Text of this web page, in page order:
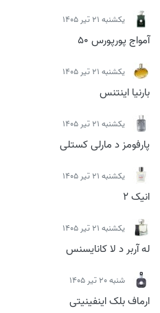
يكشنبه 21 تیر 1405
آمواج پورپورس 50
يكشنبه 21 تیر 1405
بارنیا اینتنس
يكشنبه 21 تیر 1405
پارفومز د مارلی کستلی
يكشنبه 21 تیر 1405
انیک 2
يكشنبه 21 تیر 1405
له آربر د لا کانایسنس
شنبه 20 تیر 1405
ارماف بلک اینفینیتی